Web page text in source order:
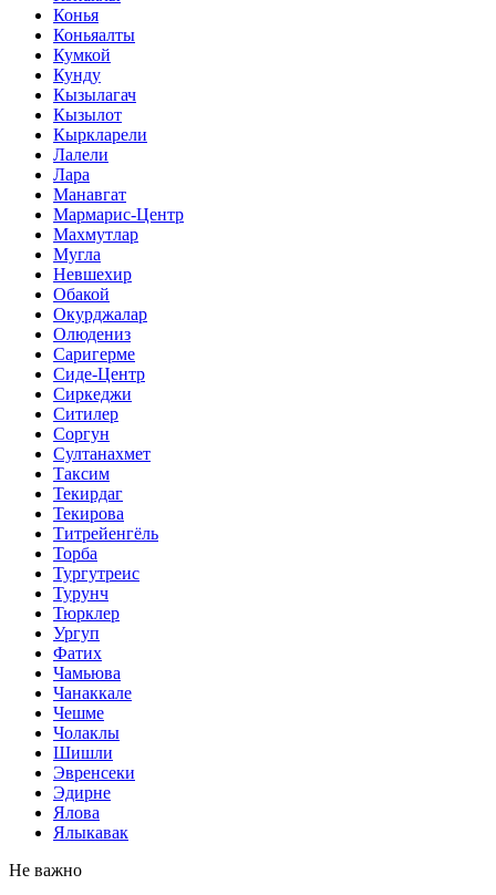
Конья
Коньяалты
Кумкой
Кунду
Кызылагач
Кызылот
Кыркларели
Лалели
Лара
Манавгат
Мармарис-Центр
Махмутлар
Мугла
Невшехир
Обакой
Окурджалар
Олюдениз
Саригерме
Сиде-Центр
Сиркеджи
Ситилер
Соргун
Султанахмет
Таксим
Текирдаг
Текирова
Титрейенгёль
Торба
Тургутреис
Турунч
Тюрклер
Ургуп
Фатих
Чамьюва
Чанаккале
Чешме
Чолаклы
Шишли
Эвренсеки
Эдирне
Ялова
Ялыкавак
Не важно